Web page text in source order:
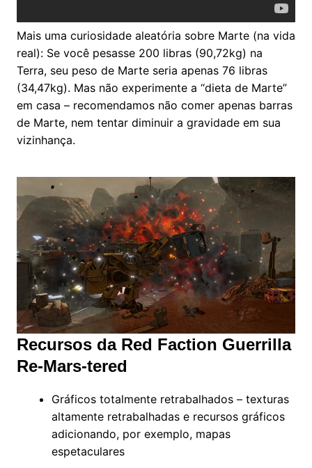
Mais uma curiosidade aleatória sobre Marte (na vida
real): Se você pesasse 200 libras (90,72kg) na
Terra, seu peso de Marte seria apenas 76 libras
(34,47kg). Mas não experimente a “dieta de Marte”
em casa – recomendamos não comer apenas barras
de Marte, nem tentar diminuir a gravidade em sua
vizinhança.
Recursos da Red Faction Guerrilla
Re-Mars-tered
Gráficos totalmente retrabalhados – texturas
altamente retrabalhadas e recursos gráficos
adicionando, por exemplo, mapas
espetaculares